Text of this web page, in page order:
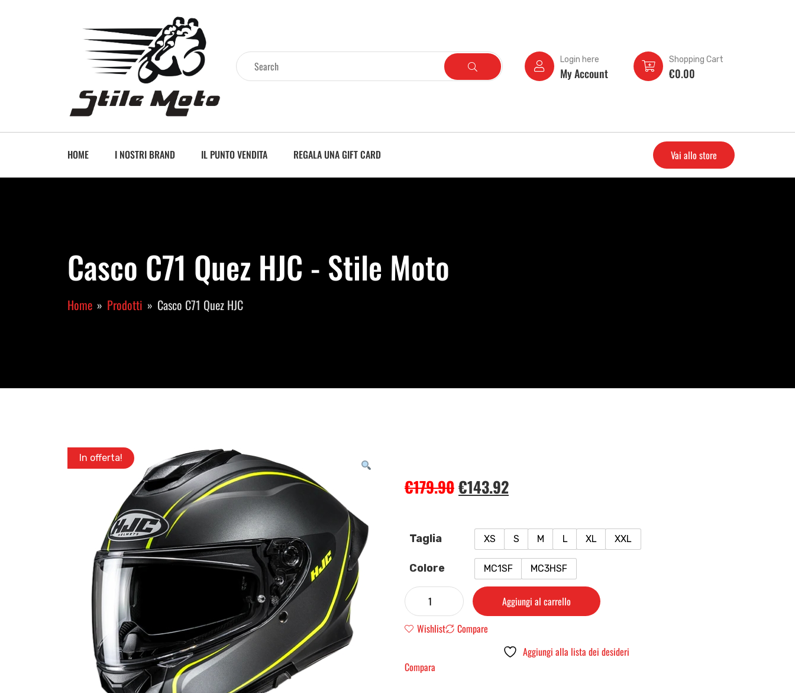
Login here
My Account
Shopping Cart
€0.00
HOME I NOSTRI BRAND IL PUNTO VENDITA REGALA UNA GIFT CARD Vai allo store
Casco C71 Quez HJC - Stile Moto
Home Prodotti Casco C71 Quez HJC
In offerta!
€179.90€143.92
Taglia XS S M L XL XXL
Colore MC1SF MC3HSF
Aggiungi al carrello
Wishlist
Compare
Aggiungi alla lista dei desideri
Compara